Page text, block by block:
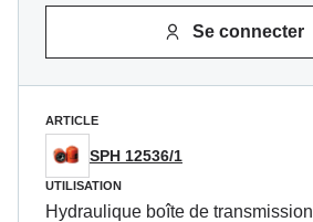
Se connecter
ARTICLE
SPH 12536/1
UTILISATION
Hydraulique boîte de transmission